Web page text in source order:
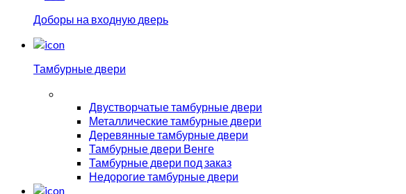
Доборы на входную дверь
Тамбурные двери
Двустворчатые тамбурные двери
Металлические тамбурные двери
Деревянные тамбурные двери
Тамбурные двери Венге
Тамбурные двери под заказ
Недорогие тамбурные двери